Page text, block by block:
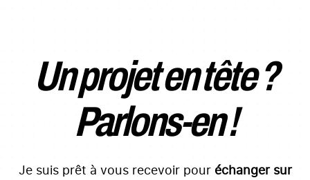
Un projet en tête ?
Parlons-en !
Je suis prêt à vous recevoir pour échanger sur